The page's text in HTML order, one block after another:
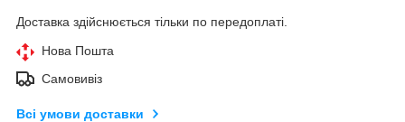
Доставка здійснюється тільки по передоплаті.
Нова Пошта
Самовивіз
Всі умови доставки